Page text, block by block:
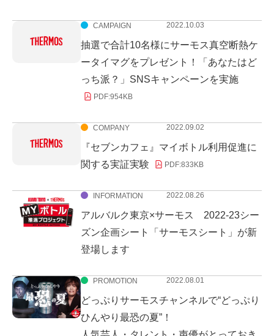
CAMPAIGN 2022.10.03
抽選で合計10名様にサーモス真空断熱ケ
ータイマグをプレゼント！「あなたはど
っち派？」SNSキャンペーンを実施
PDF:954KB
COMPANY 2022.09.02
『セブンカフェ』マイボトル利用促進に
関する実証実験
PDF:833KB
INFORMATION 2022.08.26
アルバルク東京×サーモス 2022‐23シー
ズン企画シート「サーモスシート」が新
登場します
PROMOTION 2022.08.01
どっぷりサーモスチャンネルで“どっぷり
ひんやり最恐の夏”！